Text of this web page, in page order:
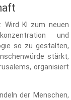
Wird KI zum neuen
und
so zu gestalten,
stärkt,
organisiert
der Menschen,